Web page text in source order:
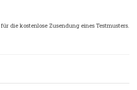
für die kostenlose Zusendung eines Testmusters.